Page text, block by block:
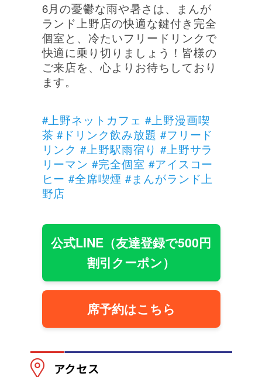
6月の憂鬱な雨や暑さは、まんが
ランド上野店の快適な鍵付き完全
個室と、冷たいフリードリンクで
快適に乗り切りましょう！皆様の
ご来店を、心よりお待ちしており
ます。
#上野ネットカフェ #上野漫画喫
茶 #ドリンク飲み放題 #フリード
リンク #上野駅雨宿り #上野サラ
リーマン #完全個室 #アイスコー
ヒー #全席喫煙 #まんがランド上
野店
公式LINE（友達登録で500円
割引クーポン）
席予約はこちら
アクセス